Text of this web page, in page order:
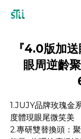
『4.0版加
眼周逆齡
1.JUJY品牌玫瑰金
度體現眼尾微笑美
2.專研雙替換頭：